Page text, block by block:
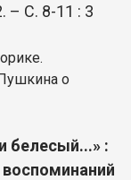
– С. 8-11 : 3
о
белесый...» :